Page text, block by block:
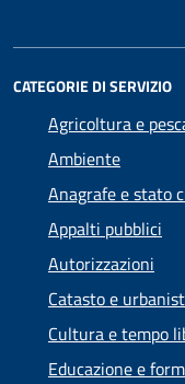
CATEGORIE DI SERVIZIO
Agricoltura e
Ambiente
Anagrafe e stato
Appalti pubblici
Autorizzazioni
Catasto e
Cultura e tempo
Educazione e